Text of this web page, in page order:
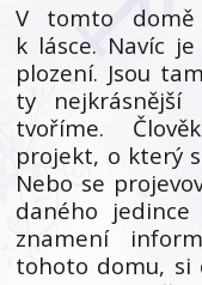
V tomto domě
k lásce. Navíc
plození. Jsou
ty
tvoříme.
projekt, o který
Nebo se
daného
znamení
tohoto domu, si